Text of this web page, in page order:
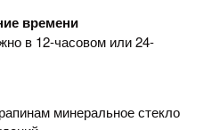
времени
в 12-часовом или 24-
минеральное стекло